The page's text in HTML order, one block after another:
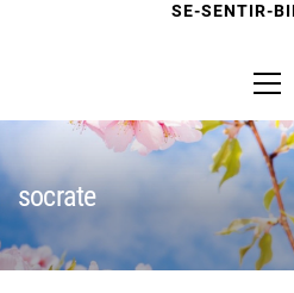
SE-SENTIR-
socrate